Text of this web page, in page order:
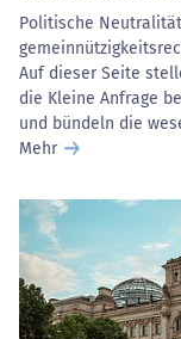
Politische
Auf dieser Seite
die Kleine Anfrage
und bündeln die
Mehr